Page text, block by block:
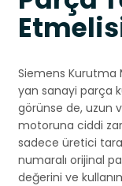
Siemens Kurutma
yan sanayi parça
görünse de, uzun
motoruna ciddi
sadece üretici
numaralı orijinal
değerini ve